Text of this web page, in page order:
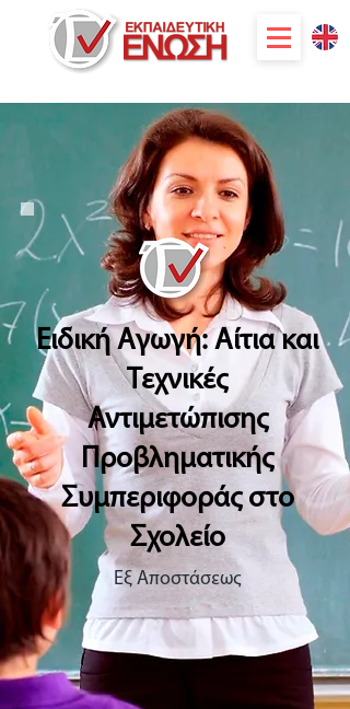
Ειδική Αγωγή: Αίτια και
Τεχνικές
Αντιμετώπισης
Προβληματικής
Συμπεριφοράς στο
Σχολείο
Εξ Αποστάσεως